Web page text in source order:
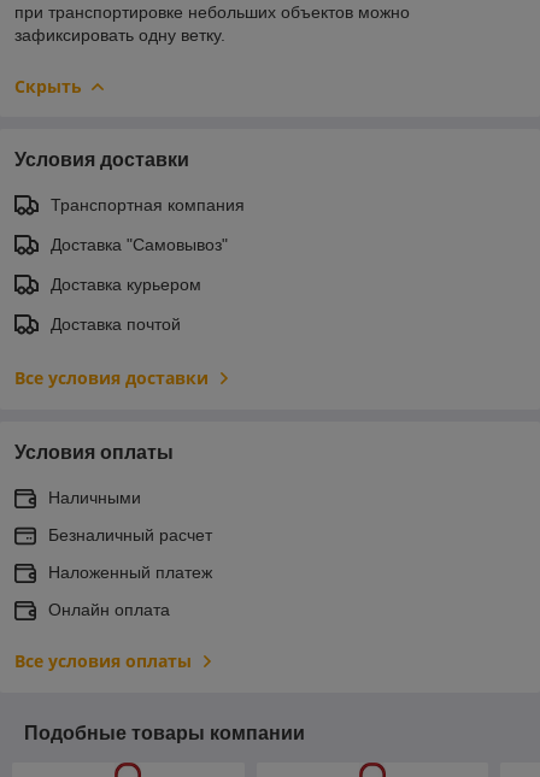
при транспортировке небольших объектов можно
зафиксировать одну ветку.
Скрыть
Условия доставки
Транспортная компания
Доставка "Самовывоз"
Доставка курьером
Доставка почтой
Все условия доставки
Условия оплаты
Наличными
Безналичный расчет
Наложенный платеж
Онлайн оплата
Все условия оплаты
Подобные товары компании